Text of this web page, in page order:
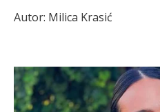
Autor: Milica Krasić